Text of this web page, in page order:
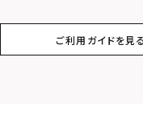
ご利用ガイドを見る